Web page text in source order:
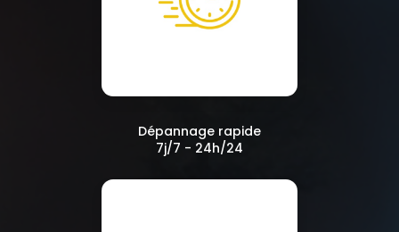
Dépannage rapide
7j/7 - 24h/24